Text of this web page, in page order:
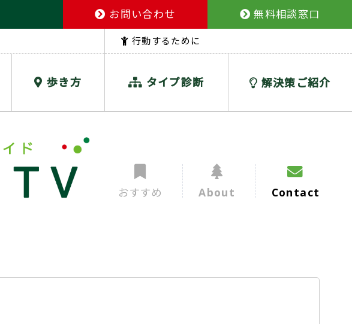
お問い合わせ 無料相談窓口
歩き方
行動するために
タイプ診断 解決策ご紹介
おすすめ About Contact